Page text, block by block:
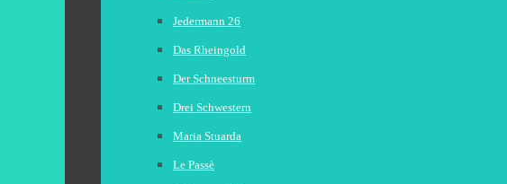
Jedermann 26
Das Rheingold
Der Schneesturm
Drei Schwestern
Maria Stuarda
Le Passè